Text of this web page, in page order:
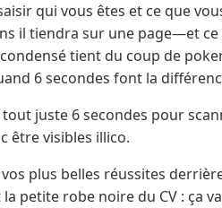
qui vous êtes et ce que
il tiendra sur une page—et ce
tient du coup de
6 secondes font la
juste 6 secondes pour
être visibles illico.
plus belles réussites
la petite robe noire du CV : ça